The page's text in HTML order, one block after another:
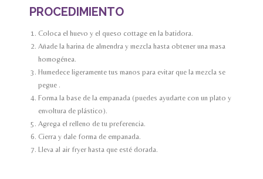
PROCEDIMIENTO
Coloca el huevo y el queso cottage en la batidora.
Añade la harina de almendra y mezcla hasta obtener una masa
homogénea.
Humedece ligeramente tus manos para evitar que la mezcla se
pegue .
Forma la base de la empanada (puedes ayudarte con un plato y
envoltura de plástico).
Agrega el relleno de tu preferencia.
Cierra y dale forma de empanada.
Lleva al air fryer hasta que esté dorada.